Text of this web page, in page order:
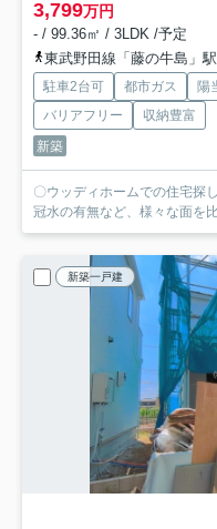
3,799万円
- / 99.36㎡ / 3LDK /予定
東武野田線「藤の牛島」
駐車2台可 都市ガス 陽
バリアフリー
収納豊富
新築
〇ウッディホームでの住宅探しは？ ■構造の耐震性や地盤の
冠水の有無など、様々な面を
新築一戸建